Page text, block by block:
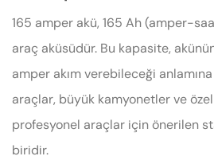
165 amper akü, 165 Ah (amper-
araç aküsüdür. Bu kapasite,
amper akım verebileceği
araçlar, büyük kamyonetler ve özel
profesyonel araçlar için önerilen
biridir.